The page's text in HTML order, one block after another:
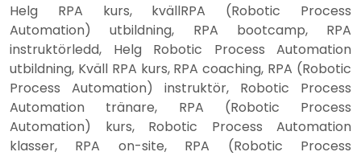
Helg RPA kurs, kvällRPA (Robotic Process
Automation) utbildning, RPA bootcamp, RPA
instruktörledd, Helg Robotic Process Automation
utbildning, Kväll RPA kurs, RPA coaching, RPA (Robotic
Process Automation) instruktör, Robotic Process
Automation tränare, RPA (Robotic Process
Automation) kurs, Robotic Process Automation
klasser, RPA on-site, RPA (Robotic Process